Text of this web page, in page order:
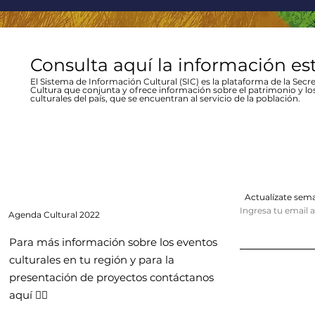
Consulta aquí la información
El Sistema de Información Cultural (SIC) es la plataforma de la
Cultura que conjunta y ofrece información sobre el patrimonio y
culturales del país, que se encuentran al servicio de la población.
Agenda Cultural 2022
Para más información sobre los eventos
culturales en tu región y para la
presentación de proyectos contáctanos
aquí 👇🏻
Actualízate
Ingresa tu email